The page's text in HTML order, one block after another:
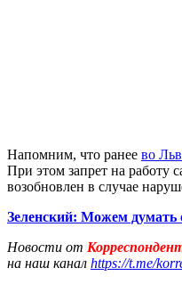
Напомним, что ранее во
При этом запрет на работу
возобновлен в случае
Зеленский: Можем думать
Новости от
на наш канал https://t.me/